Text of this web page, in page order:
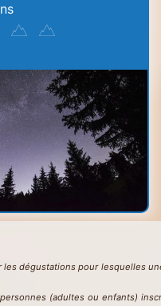
dégustations pour lesquelles
(adultes ou enfants)